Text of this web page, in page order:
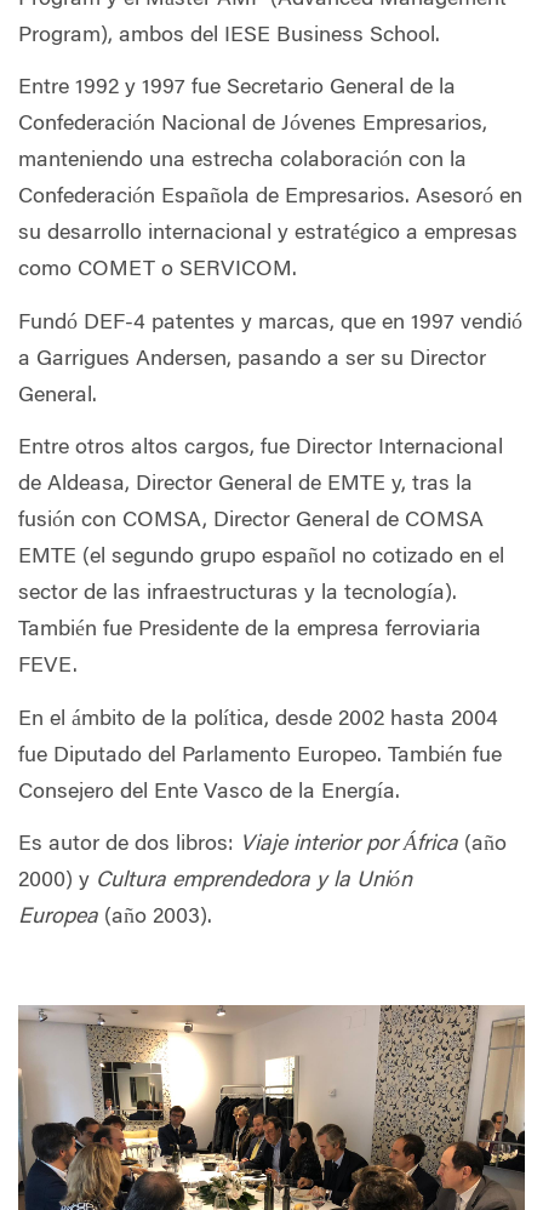
Program), ambos del IESE Business School.
Entre 1992 y 1997 fue Secretario General de la
Confederación Nacional de Jóvenes Empresarios,
manteniendo una estrecha colaboración con la
Confederación Española de Empresarios. Asesoró en
su desarrollo internacional y estratégico a empresas
como COMET o SERVICOM.
Fundó DEF-4 patentes y marcas, que en 1997 vendió
a Garrigues Andersen, pasando a ser su Director
General.
Entre otros altos cargos, fue Director Internacional
de Aldeasa, Director General de EMTE y, tras la
fusión con COMSA, Director General de COMSA
EMTE (el segundo grupo español no cotizado en el
sector de las infraestructuras y la tecnología).
También fue Presidente de la empresa ferroviaria
FEVE.
En el ámbito de la política, desde 2002 hasta 2004
fue Diputado del Parlamento Europeo. También fue
Consejero del Ente Vasco de la Energía.
Es autor de dos libros: Viaje interior por África (año
2000) y Cultura emprendedora y la Unión
Europea (año 2003).